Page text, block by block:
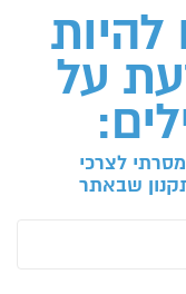
להיות
על
לצרכי
שבאתר